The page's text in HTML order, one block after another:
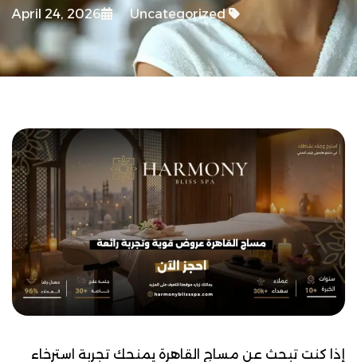
April 24, 2026 Uncategorized
إذا كنت تبحث عن مساج القاهرة يمنحك تجربة استرخاء